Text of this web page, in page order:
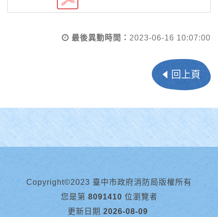
最後異動時間： 2023-06-16 10:07:00
回上頁
Copyright©2023 臺中市政府消防局版權所有
您是第 8091410 位瀏覽者
更新日期 2026-08-09